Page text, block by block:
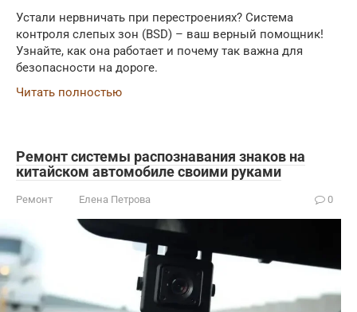
Устали нервничать при перестроениях? Система
контроля слепых зон (BSD) – ваш верный помощник!
Узнайте, как она работает и почему так важна для
безопасности на дороге.
Читать полностью
Ремонт системы распознавания знаков на
китайском автомобиле своими руками
Ремонт Елена Петрова 0